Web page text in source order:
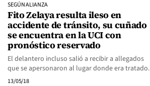
SEGÚN ALIANZA
Fito Zelaya resulta ileso en
accidente de tránsito, su cuñado
se encuentra en la UCI con
pronóstico reservado
El delantero incluso salió a recibir a allegados
que se apersonaron al lugar donde era tratado.
13/05/18